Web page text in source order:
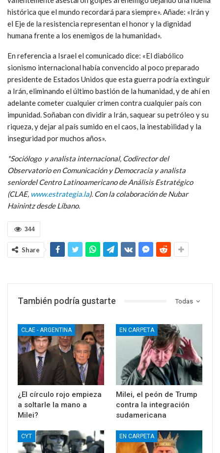
histórica que el mundo recordará para siempre». Añade: «Irán y
el Eje de la resistencia representan el honor y la dignidad
humana frente a los enemigos de la humanidad».
En referencia a Israel el comunicado dice: «El diabólico
sionismo internacional había convencido al poco preparado
presidente de Estados Unidos que esta guerra podría extinguir
a Irán, eliminando el último bastión de la humanidad, y de ahí en
adelante cometer cualquier crimen contra cualquier país con
impunidad. Soñaban con dividir a Irán, saquear su petróleo y su
riqueza, y dejar al país sumido en el caos, la inestabilidad y la
inseguridad por muchos años».
*Sociólogo y analista internacional, Codirector del
Observatorio en Comunicación y Democracia y analista
seniordel Centro Latinoamericano de Análisis Estratégico
(CLAE, www.estrategia.la). Con la colaboración de Nubar
Hainintz desde Líbano.
344
Share
Todas
También podría gustarte
CLAE - ARGENTINA
¿El círculo rojo empieza
a soltarle la mano a
Milei?
EN CARPETA
Milei, el peón de Trump
contra la integración
sudamericana
CYT EN CARPETA